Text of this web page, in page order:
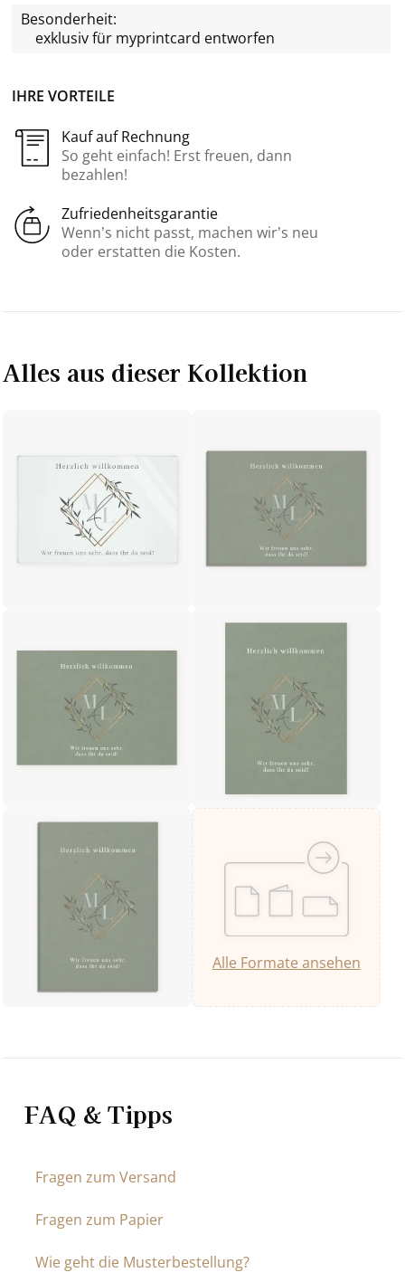
IHRE VORTEILE
Kauf auf Rechnung
So geht einfach! Erst freuen, dann
bezahlen!
Zufriedenheitsgarantie
Wenn’s nicht passt, machen wir’s neu
oder erstatten die Kosten.
Besonderheit:
exklusiv für myprintcard entworfen
Alles aus dieser Kollektion
Alle Formate ansehen
FAQ & Tipps
Fragen zum Versand
Fragen zum Papier
Wie geht die Musterbestellung?